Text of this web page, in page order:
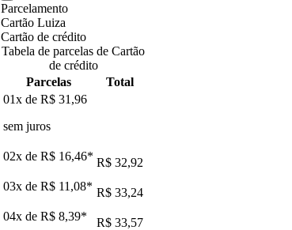
Parcelamento
Cartão Luiza
Cartão de crédito
Tabela de parcelas de Cartão
de crédito
Parcelas
Total
01x de R$ 31,96
sem juros
02x de R$ 16,46* R$ 32,92
03x de R$ 11,08* R$ 33,24
04x de R$ 8,39*
R$ 33,57